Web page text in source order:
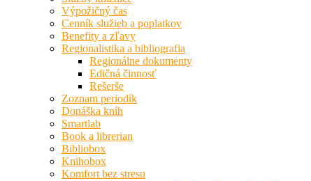
Výpožičný čas
Cenník služieb a poplatkov
Benefity a zľavy
Regionalistika a bibliografia
Regionálne dokumenty
Edičná činnosť
Rešerše
Zoznam periodík
Donáška kníh
Smartlab
Book a librerian
Bibliobox
Knihobox
Komfort bez stresu